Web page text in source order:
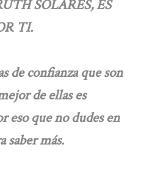
SOLARES, ES
TI.
de confianza que son
de ellas es
eso que no dudes en
saber más.